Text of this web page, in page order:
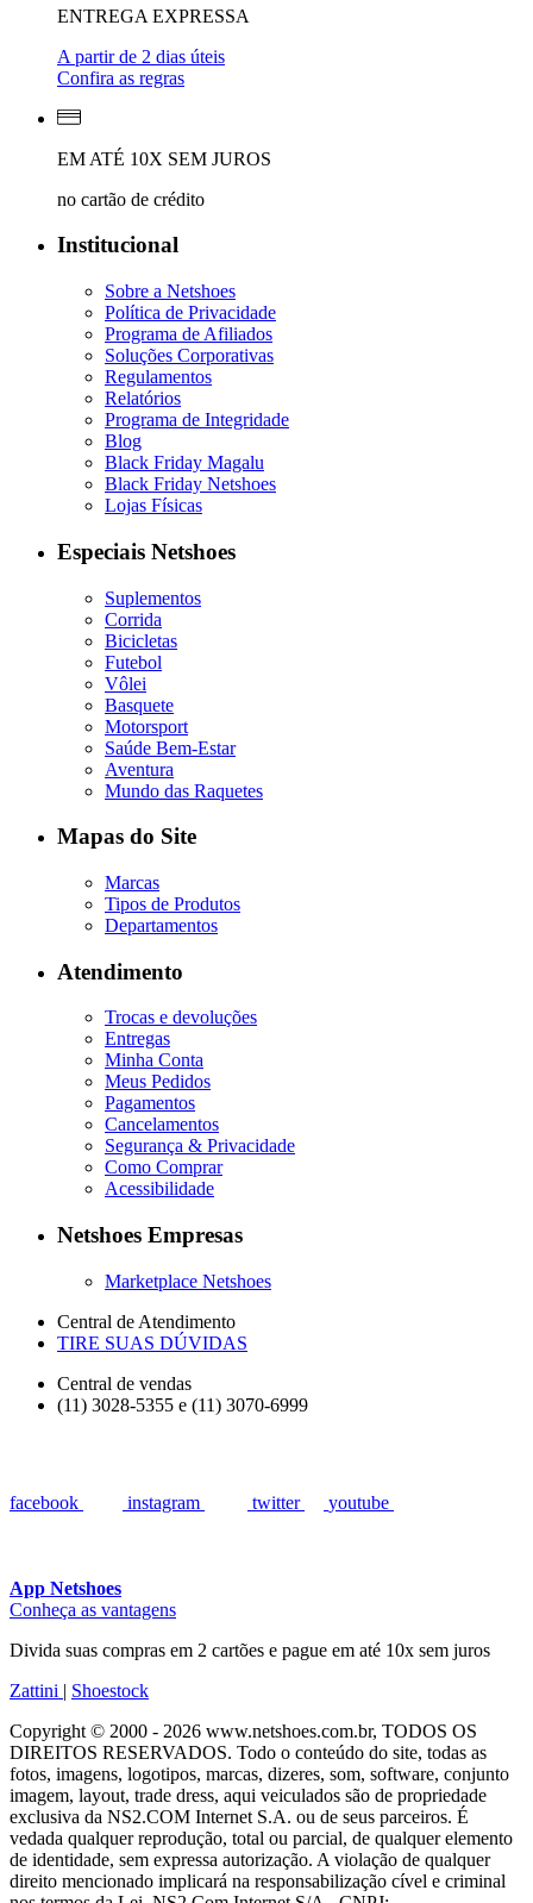
ENTREGA EXPRESSA
A partir de 2 dias úteis
Confira as regras
EM ATÉ 10X SEM JUROS
no cartão de crédito
Institucional
Sobre a Netshoes
Política de Privacidade
Programa de Afiliados
Soluções Corporativas
Regulamentos
Relatórios
Programa de Integridade
Blog
Black Friday Magalu
Black Friday Netshoes
Lojas Físicas
Especiais Netshoes
Suplementos
Corrida
Bicicletas
Futebol
Vôlei
Basquete
Motorsport
Saúde Bem-Estar
Aventura
Mundo das Raquetes
Mapas do Site
Marcas
Tipos de Produtos
Departamentos
Atendimento
Trocas e devoluções
Entregas
Minha Conta
Meus Pedidos
Pagamentos
Cancelamentos
Segurança & Privacidade
Como Comprar
Acessibilidade
Netshoes Empresas
Marketplace Netshoes
Central de Atendimento
TIRE SUAS DÚVIDAS
Central de vendas
(11) 3028-5355 e (11) 3070-6999
facebook instagram twitter youtube
App Netshoes
Conheça as vantagens
Divida suas compras em 2 cartões e pague em até 10x sem juros
Zattini | Shoestock
Copyright © 2000 - 2026 www.netshoes.com.br, TODOS OS
DIREITOS RESERVADOS. Todo o conteúdo do site, todas as
fotos, imagens, logotipos, marcas, dizeres, som, software, conjunto
imagem, layout, trade dress, aqui veiculados são de propriedade
exclusiva da NS2.COM Internet S.A. ou de seus parceiros. É
vedada qualquer reprodução, total ou parcial, de qualquer elemento
de identidade, sem expressa autorização. A violação de qualquer
direito mencionado implicará na responsabilização cível e criminal